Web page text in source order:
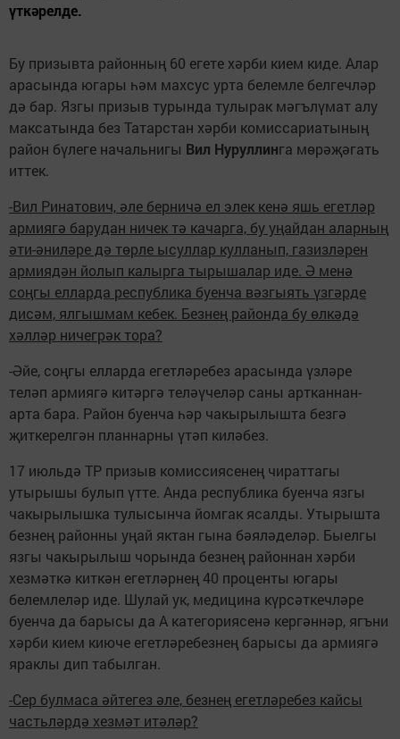
үткәрелде.
Бу призывта районның 60 егете хәрби кием киде. Алар
арасында югары һәм махсус урта белемле белгечләр
дә бар. Язгы призыв турында тулырак мәгълүмат алу
максатында без Татарстан хәрби комиссариатының
район бүлеге начальнигы Вил Нуруллинга мөрәҗәгать
иттек.
-Вил Ринатович, әле берничә ел элек кенә яшь егетләр
армиягә барудан ничек тә качарга, бу уңайдан аларның
әти-әниләре дә төрле ысуллар кулланып, газизләрен
армиядән йолып калырга тырышалар иде. Ә менә
соңгы елларда республика буенча вәзгыять үзгәрде
дисәм, ялгышмам кебек. Безнең районда бу өлкәдә
хәлләр ничегрәк тора?
-Әйе, соңгы елларда егетләребез арасында үзләре
теләп армиягә китәргә теләүчеләр саны артканнан-
арта бара. Район буенча һәр чакырылышта безгә
җиткерелгән планнарны үтәп киләбез.
17 июльдә ТР призыв комиссиясенең чираттагы
утырышы булып үтте. Анда республика буенча язгы
чакырылышка тулысынча йомгак ясалды. Утырышта
безнең районны уңай яктан гына бәяләделәр. Быелгы
язгы чакырылыш чорында безнең районнан хәрби
хезмәткә киткән егетләрнең 40 проценты югары
белемлеләр иде. Шулай ук, медицина күрсәткечләре
буенча да барысы да А категориясенә кергәннәр, ягъни
хәрби кием киюче егетләребезнең барысы да армиягә
яраклы дип табылган.
-Сер булмаса әйтегез әле, безнең егетләребез кайсы
частьләрдә хезмәт итәләр?